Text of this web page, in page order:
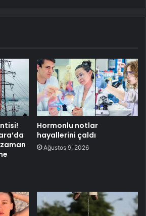
Hormonlu notlar
hayallerini çaldı
Ağustos 9, 2026